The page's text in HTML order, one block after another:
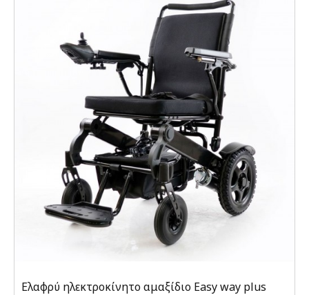
Ελαφρύ ηλεκτροκίνητο αμαξίδιο Easy way plus